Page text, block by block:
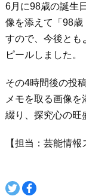
6月に98歳の誕生
像を添えて「98歳
すので、今後とも
ピールしました。
その4時間後の投
メモを取る画像
綴り、探究心の旺
【担当：芸能情報